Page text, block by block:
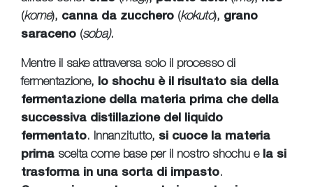
(kome), canna da zucchero (kokuto), grano
saraceno (soba).
Mentre il sake attraversa solo il processo di
fermentazione, lo shochu è il risultato sia della
fermentazione della materia prima che della
successiva distillazione del liquido
fermentato. Innanzitutto, si cuoce la materia
prima scelta come base per il nostro shochu e la si
trasforma in una sorta di impasto.